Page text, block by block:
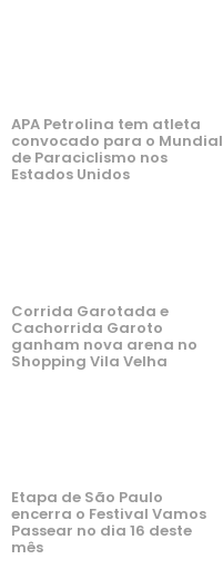
APA Petrolina tem atleta
convocado para o Mundial
de Paraciclismo nos
Estados Unidos
Corrida Garotada e
Cachorrida Garoto
ganham nova arena no
Shopping Vila Velha
Etapa de São Paulo
encerra o Festival Vamos
Passear no dia 16 deste
mês